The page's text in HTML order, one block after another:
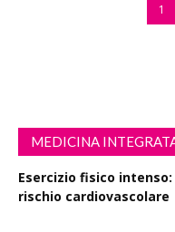
1
MEDICINA
Esercizio fisico
rischio cardiovascolare